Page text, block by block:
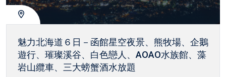
魅力北海道６日－函館星空夜景、熊牧場、企鵝
遊行、璀璨溪谷、白色戀人、AOAO水族館、藻
岩山纜車、三大螃蟹酒水放題